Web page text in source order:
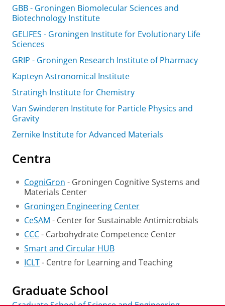
GBB - Groningen Biomolecular Sciences and
Biotechnology Institute
GELIFES - Groningen Institute for Evolutionary Life
Sciences
GRIP - Groningen Research Institute of Pharmacy
Kapteyn Astronomical Institute
Stratingh Institute for Chemistry
Van Swinderen Institute for Particle Physics and
Gravity
Zernike Institute for Advanced Materials
Centra
CogniGron - Groningen Cognitive Systems and
Materials Center
Groningen Engineering Center
CeSAM - Center for Sustainable Antimicrobials
CCC- Carbohydrate Competence Center
Smart and Circular HUB
ICLT- Centre for Learning and Teaching
Graduate School